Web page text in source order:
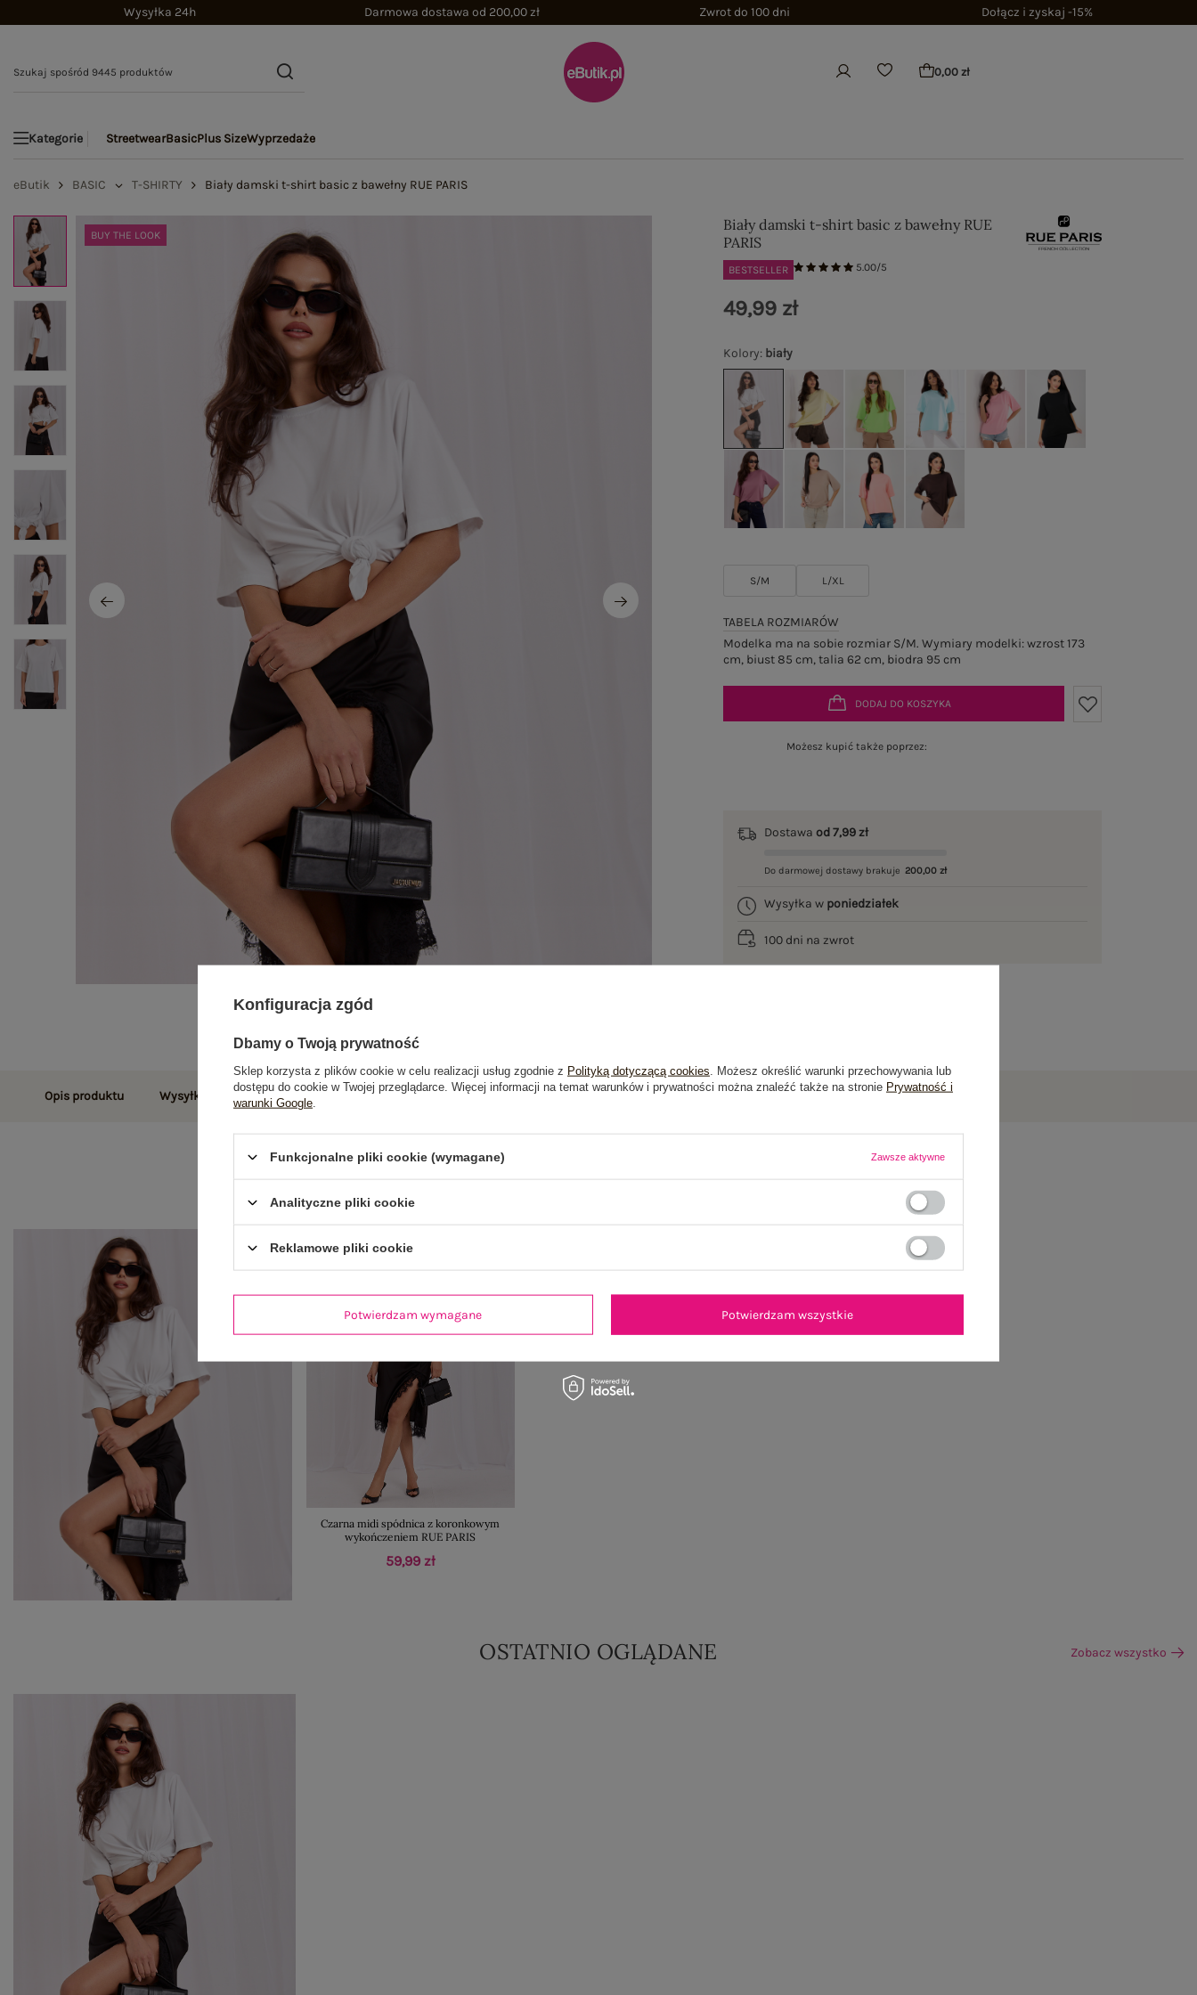
Wysyłka 24h Darmowa dostawa od 200,00 zł Zwrot do 100 dni Dołącz i zyskaj -15%
0,00 zł
Kategorie StreetwearBasicPlus SizeWyprzedaże
eButik BASIC T-SHIRTY Biały damski t-shirt basic z bawełny RUE PARIS
BUY THE LOOK
Biały damski t-shirt basic z bawełny RUE
PARIS
BESTSELLER 5.00/5
Kolory: biały
S/M L/XL
TABELA ROZMIARÓW
Modelka ma na sobie rozmiar S/M. Wymiary modelki: wzrost 173
cm, biust 85 cm, talia 62 cm, biodra 95 cm
49,99 zł
DODAJ DO KOSZYKA
Możesz kupić także poprzez:
Dostawaod 7,99 zł
Do darmowej dostawy brakuje 200,00 zł
Wysyłka w poniedziałek
100 dni na zwrot
Opis produktu Wysyłka i dostawa Zwroty i reklamacje Opinie o produkcie (4)
Czarna midi spódnica z koronkowym
wykończeniem RUE PARIS
59,99 zł
OSTATNIO OGLĄDANE Zobacz wszystko
Konfiguracja zgód
Dbamy o Twoją prywatność
Sklep korzysta z plików cookie w celu realizacji usług zgodnie z Polityką dotyczącą cookies . Możesz określić warunki przechowywania lub
dostępu do cookie w Twojej przeglądarce. Więcej informacji na temat warunków i prywatności można znaleźć także na stronie Prywatność i
warunki Google
Funkcjonalne pliki cookie (wymagane) Zawsze aktywne
Analityczne pliki cookie
Reklamowe pliki cookie
Potwierdzam wymagane Potwierdzam wszystkie